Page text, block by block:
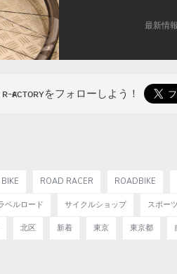
最新情
ғᴀᴄᴛᴏʀʏをフォローしよう！
ROAD RACER ROADBIKE
ベルロード サイクルショップ スポー
北区 新着 東京 東京都